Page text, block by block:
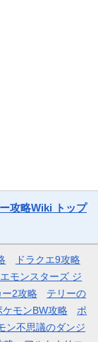
攻略Wiki トップ
ドラクエ9攻略
エモンスターズ ジ
ー2攻略
テリーの
ケモンBW攻略
ポ
ン不思議のダンジ